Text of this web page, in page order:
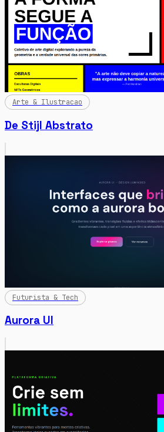
Arte & Ilustracao
De Stijl Abstrato
Futurista & Tech
Aurora UI